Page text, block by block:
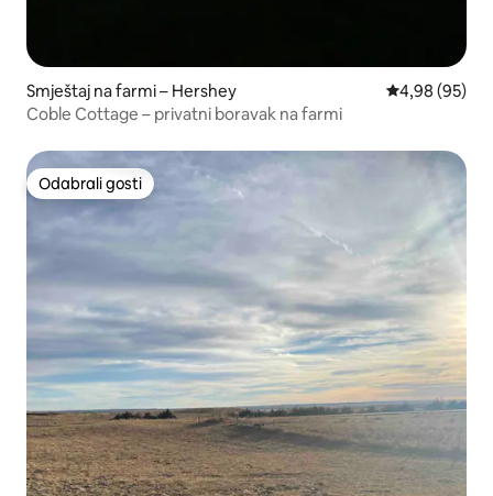
Smještaj na farmi – Hershey Prosječna
4,98 (95)
Coble Cottage – privatni boravak na farmi
Odabrali gosti
Odabrali gosti